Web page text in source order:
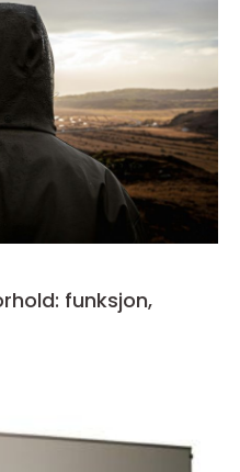
funksjon,